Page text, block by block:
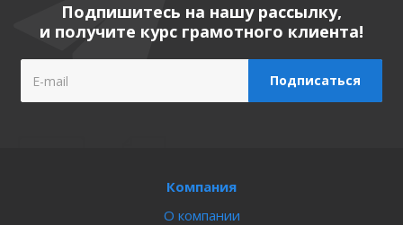
Подпишитесь на нашу рассылку,
и получите курс грамотного клиента!
Компания
О компании